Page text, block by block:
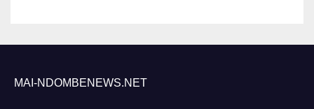
MAI-NDOMBENEWS.NET